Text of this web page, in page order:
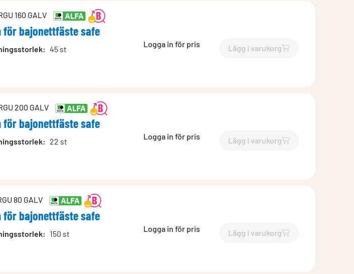
160 GALV
för bajonettfäste safe
: 45 st
Logga in för pris Lägg i varukorg
`$Lägg till
200 GALV
för bajonettfäste safe
: 22 st
Logga in för pris Lägg i varukorg
`$Lägg till
80 GALV
för bajonettfäste safe
: 150 st
Logga in för pris Lägg i varukorg
`$Lägg till